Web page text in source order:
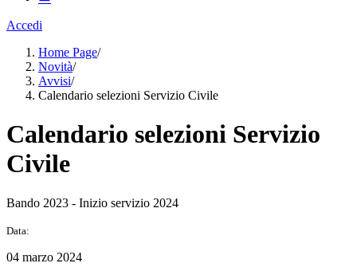
Accedi
Home Page/
Novità/
Avvisi/
Calendario selezioni Servizio Civile
Calendario selezioni Servizio
Civile
Bando 2023 - Inizio servizio 2024
Data:
04 marzo 2024